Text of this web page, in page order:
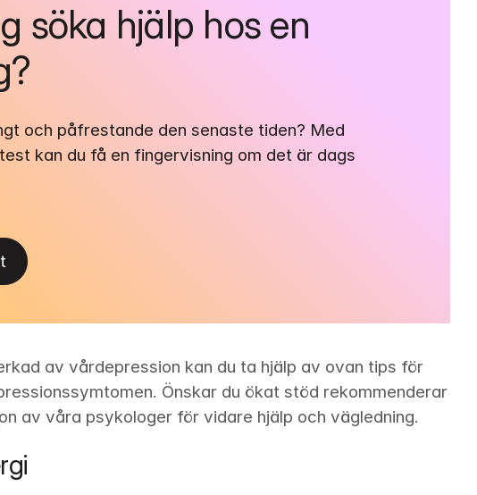
söka hjälp hos en
och påfrestande den senaste tiden? Med
kan du få en fingervisning om det är dags
av vårdepression kan du ta hjälp av ovan tips för
Önskar du ökat stöd rekommenderar
av våra psykologer för vidare hjälp och vägledning.